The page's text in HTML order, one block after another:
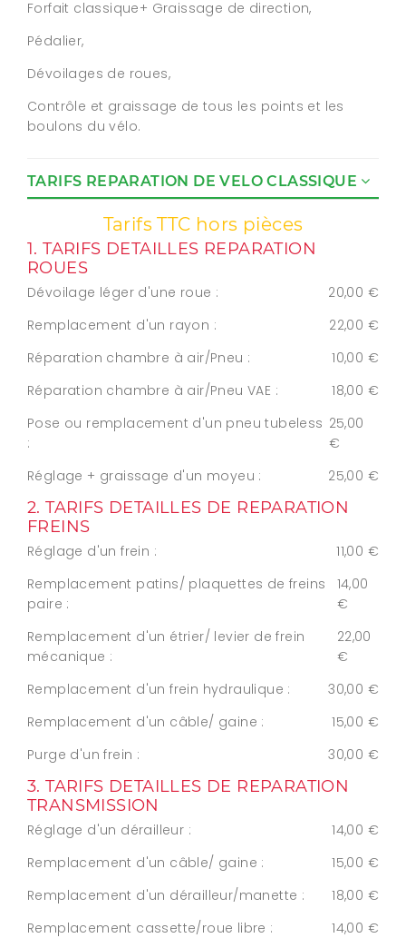
Forfait classique+ Graissage de direction,
Pédalier,
Dévoilages de roues,
Contrôle et graissage de tous les points et les
boulons du vélo.
TARIFS REPARATION DE VELO CLASSIQUE
Tarifs TTC hors pièces
1. TARIFS DETAILLES REPARATION
ROUES
Dévoilage léger d'une roue :
20,00 €
Remplacement d'un rayon :
22,00 €
Réparation chambre à air/Pneu :
10,00 €
Réparation chambre à air/Pneu VAE :
18,00 €
Pose ou remplacement d'un pneu tubeless
:
25,00
€
Réglage + graissage d'un moyeu :
25,00 €
2. TARIFS DETAILLES DE REPARATION
FREINS
Réglage d'un frein :
11,00 €
Remplacement patins/ plaquettes de freins
paire :
14,00
€
Remplacement d'un étrier/ levier de frein
mécanique :
22,00
€
Remplacement d'un frein hydraulique :
30,00 €
Remplacement d'un câble/ gaine :
15,00 €
Purge d'un frein :
30,00 €
3. TARIFS DETAILLES DE REPARATION
TRANSMISSION
Réglage d'un dérailleur :
14,00 €
Remplacement d'un câble/ gaine :
15,00 €
Remplacement d'un dérailleur/manette :
18,00 €
Remplacement cassette/roue libre :
14,00 €